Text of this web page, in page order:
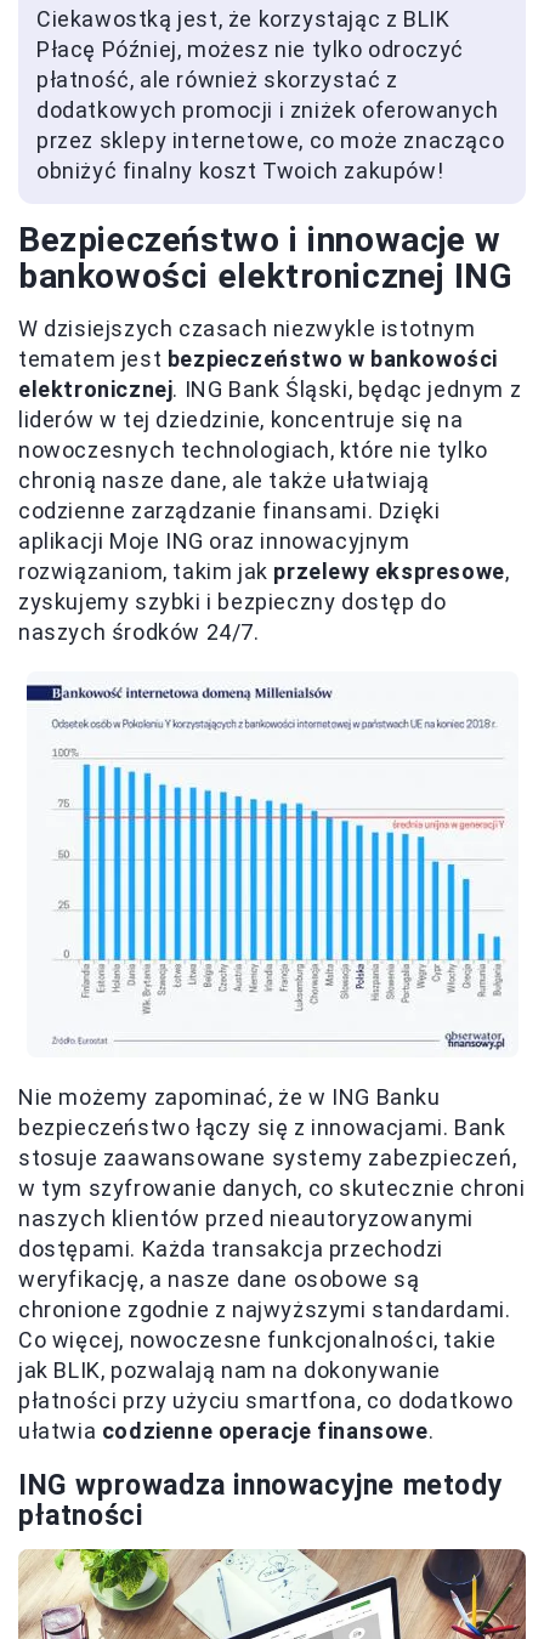
Ciekawostką jest, że korzystając z BLIK
Płacę Później, możesz nie tylko odroczyć
płatność, ale również skorzystać z
dodatkowych promocji i zniżek oferowanych
przez sklepy internetowe, co może znacząco
obniżyć finalny koszt Twoich zakupów!
Bezpieczeństwo i innowacje w
bankowości elektronicznej ING
W dzisiejszych czasach niezwykle istotnym
tematem jest bezpieczeństwo w bankowości
elektronicznej. ING Bank Śląski, będąc jednym z
liderów w tej dziedzinie, koncentruje się na
nowoczesnych technologiach, które nie tylko
chronią nasze dane, ale także ułatwiają
codzienne zarządzanie finansami. Dzięki
aplikacji Moje ING oraz innowacyjnym
rozwiązaniom, takim jak przelewy ekspresowe,
zyskujemy szybki i bezpieczny dostęp do
naszych środków 24/7.
Nie możemy zapominać, że w ING Banku
bezpieczeństwo łączy się z innowacjami. Bank
stosuje zaawansowane systemy zabezpieczeń,
w tym szyfrowanie danych, co skutecznie chroni
naszych klientów przed nieautoryzowanymi
dostępami. Każda transakcja przechodzi
weryfikację, a nasze dane osobowe są
chronione zgodnie z najwyższymi standardami.
Co więcej, nowoczesne funkcjonalności, takie
jak BLIK, pozwalają nam na dokonywanie
płatności przy użyciu smartfona, co dodatkowo
ułatwia codzienne operacje finansowe.
ING wprowadza innowacyjne metody
płatności